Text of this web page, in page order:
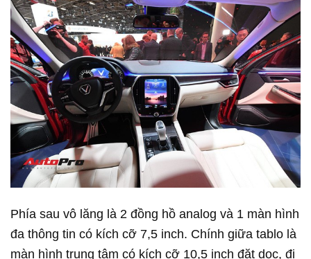
Phía sau vô lăng là 2 đồng hồ analog và 1 màn hình
đa thông tin có kích cỡ 7,5 inch. Chính giữa tablo là
màn hình trung tâm có kích cỡ 10,5 inch đặt dọc, đi